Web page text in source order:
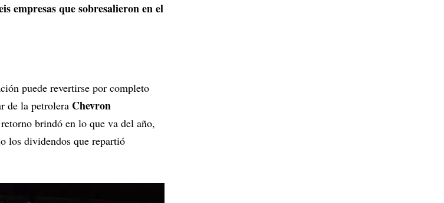
empresas que sobresalieron en el
puede revertirse por completo
de la petrolera Chevron
brindó en lo que va del año,
los dividendos que repartió